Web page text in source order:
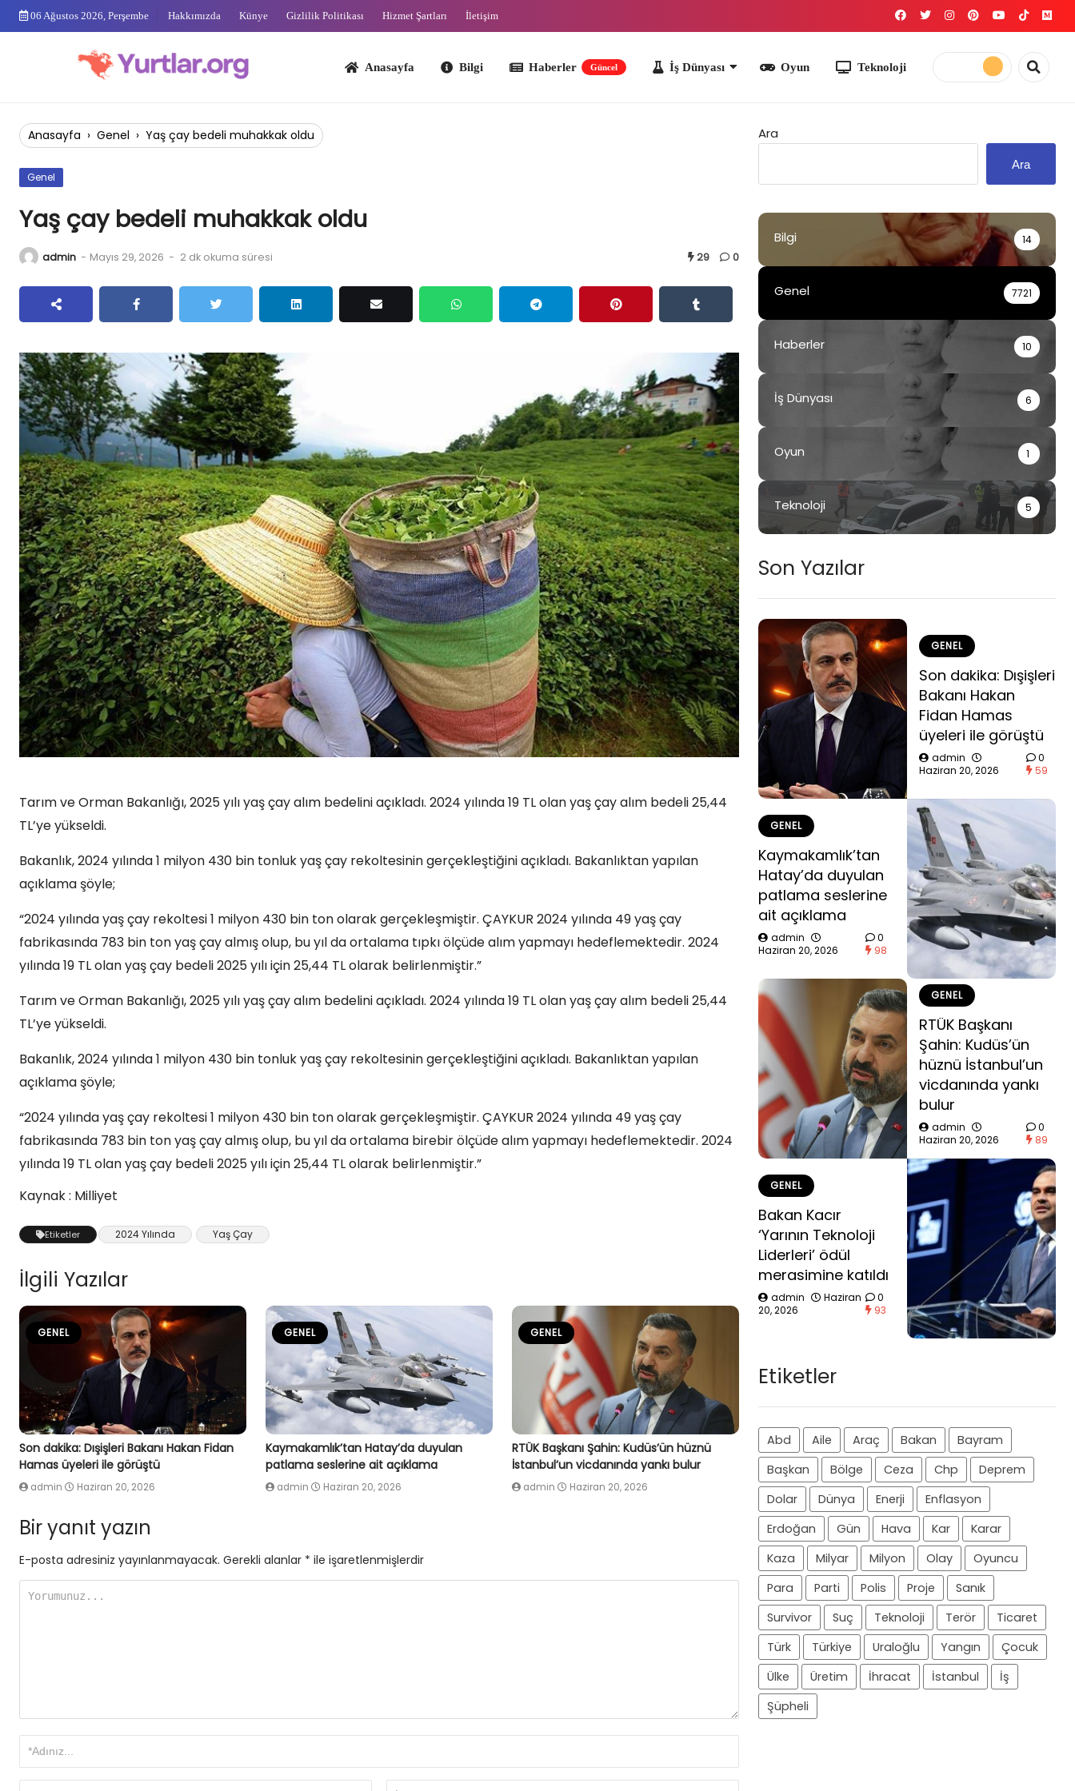
Skip
06 Ağustos 2026, Perşembe Hakkımızda Künye Gizlilik Politikası Hizmet Şartları İletişim
Anasayfa Haberler İş Dünyası Teknoloji
Anasayfa › Genel › Yaş çay bedeli muhakkak oldu
Genel
Yaş çay bedeli muhakkak oldu
admin - Mayıs 29, 2026 - 2 dk okuma süresi 29 0
Tarım ve Orman Bakanlığı, 2025 yılı yaş çay alım bedelini açıkladı. 2024 yılında 19 TL olan yaş çay alım bedeli 25,44
TL’ye yükseldi.
Bakanlık, 2024 yılında 1 milyon 430 bin tonluk yaş çay rekoltesinin gerçekleştiğini açıkladı. Bakanlıktan yapılan
açıklama şöyle;
“2024 yılında yaş çay rekoltesi 1 milyon 430 bin ton olarak gerçekleşmiştir. ÇAYKUR 2024 yılında 49 yaş çay
fabrikasında 783 bin ton yaş çay almış olup, bu yıl da ortalama tıpkı ölçüde alım yapmayı hedeflemektedir. 2024
yılında 19 TL olan yaş çay bedeli 2025 yılı için 25,44 TL olarak belirlenmiştir.”
Tarım ve Orman Bakanlığı, 2025 yılı yaş çay alım bedelini açıkladı. 2024 yılında 19 TL olan yaş çay alım bedeli 25,44
TL’ye yükseldi.
Bakanlık, 2024 yılında 1 milyon 430 bin tonluk yaş çay rekoltesinin gerçekleştiğini açıkladı. Bakanlıktan yapılan
açıklama şöyle;
“2024 yılında yaş çay rekoltesi 1 milyon 430 bin ton olarak gerçekleşmiştir. ÇAYKUR 2024 yılında 49 yaş çay
fabrikasında 783 bin ton yaş çay almış olup, bu yıl da ortalama birebir ölçüde alım yapmayı hedeflemektedir. 2024
yılında 19 TL olan yaş çay bedeli 2025 yılı için 25,44 TL olarak belirlenmiştir.”
Kaynak : Milliyet
Etiketler 2024 Yılında Yaş Çay
İlgili Yazılar
GENEL
Son dakika: Dışişleri Bakanı Hakan Fidan
Hamas üyeleri ile görüştü
admin Haziran 20, 2026
GENEL
Kaymakamlık’tan Hatay’da duyulan
patlama seslerine ait açıklama
admin Haziran 20, 2026
GENEL
RTÜK Başkanı Şahin: Kudüs’ün hüznü
İstanbul’un vicdanında yankı bulur
admin Haziran 20, 2026
Bir yanıt yazın
E-posta adresiniz yayınlanmayacak. Gerekli alanlar * ile işaretlenmişlerdir
Ara
Ara
Bilgi 14
Genel 7721
Haberler 10
İş Dünyası 6
Oyun 1
Teknoloji 5
Son Yazılar
GENEL
Son dakika: Dışişleri
Bakanı Hakan
Fidan Hamas
üyeleri ile görüştü
admin
Haziran 20, 2026
0
59
GENEL
Kaymakamlık’tan
Hatay’da duyulan
patlama seslerine
ait açıklama
admin
Haziran 20, 2026
0
98
GENEL
RTÜK Başkanı
Şahin: Kudüs’ün
hüznü İstanbul’un
vicdanında yankı
bulur
admin
Haziran 20, 2026
0
89
GENEL
Bakan Kacır
‘Yarının Teknoloji
Liderleri’ ödül
merasimine katıldı
admin
Haziran
20, 2026
0
93
Etiketler
Abd Aile Araç Bakan
Bayram
Başkan
Bölge Ceza Chp
Deprem
Dolar
Dünya Enerji
Enflasyon
Erdoğan
Gün Hava Kar
Karar
Kaza
Milyar Milyon Olay
Oyuncu
Para
Parti Polis Proje
Sanık
Survivor
Suç Teknoloji Terör
Ticaret
Türk
Türkiye Uraloğlu Yangın
Çocuk
Ülke
Üretim İhracat İstanbul
İş
Şüpheli